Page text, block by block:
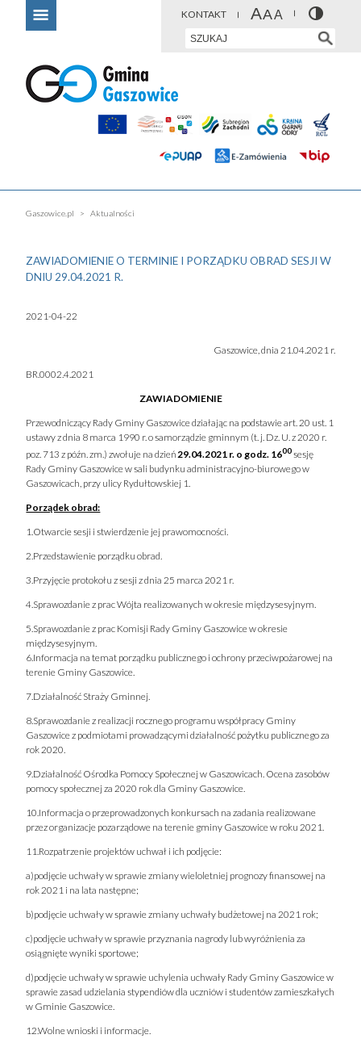
KONTAKT
Gaszowice.pl Aktualności
ZAWIADOMIENIE O TERMINIE I PORZĄDKU OBRAD SESJI W
DNIU 29.04.2021 R.
2021-04-22
Gaszowice, dnia 21.04.2021 r.
BR.0002.4.2021
ZAWIADOMIENIE
Przewodniczący Rady Gminy Gaszowice działając na podstawie art. 20 ust. 1
ustawy z dnia 8 marca 1990 r. o samorządzie gminnym (t. j. Dz. U. z 2020 r.
poz. 713 z późn. zm.) zwołuje na dzień29.04.2021 r. o godz. 1600 sesję
Rady Gminy Gaszowice w sali budynku administracyjno-biurowego w
Gaszowicach, przy ulicy Rydułtowskiej 1.
Porządek obrad:
1.Otwarcie sesji i stwierdzenie jej prawomocności.
2.Przedstawienie porządku obrad.
3.Przyjęcie protokołu z sesji z dnia 25 marca 2021 r.
4.Sprawozdanie z prac Wójta realizowanych w okresie międzysesyjnym.
5.Sprawozdanie z prac Komisji Rady Gminy Gaszowice w okresie
międzysesyjnym.
6.Informacja na temat porządku publicznego i ochrony przeciwpożarowej na
terenie Gminy Gaszowice.
7.Działalność Straży Gminnej.
8.Sprawozdanie z realizacji rocznego programu współpracy Gminy
Gaszowice z podmiotami prowadzącymi działalność pożytku publicznego za
rok 2020.
9.Działalność Ośrodka Pomocy Społecznej w Gaszowicach. Ocena zasobów
pomocy społecznej za 2020 rok dla Gminy Gaszowice.
10.Informacja o przeprowadzonych konkursach na zadania realizowane
przez organizacje pozarządowe na terenie gminy Gaszowice w roku 2021.
11.Rozpatrzenie projektów uchwał i ich podjęcie:
a)podjęcie uchwały w sprawie zmiany wieloletniej prognozy finansowej na
rok 2021 i na lata następne;
b)podjęcie uchwały w sprawie zmiany uchwały budżetowej na 2021 rok;
c)podjęcie uchwały w sprawie przyznania nagrody lub wyróżnienia za
osiągnięte wyniki sportowe;
d)podjęcie uchwały w sprawie uchylenia uchwały Rady Gminy Gaszowice w
sprawie zasad udzielania stypendiów dla uczniów i studentów zamieszkałych
w Gminie Gaszowice.
12.Wolne wnioski i informacje.